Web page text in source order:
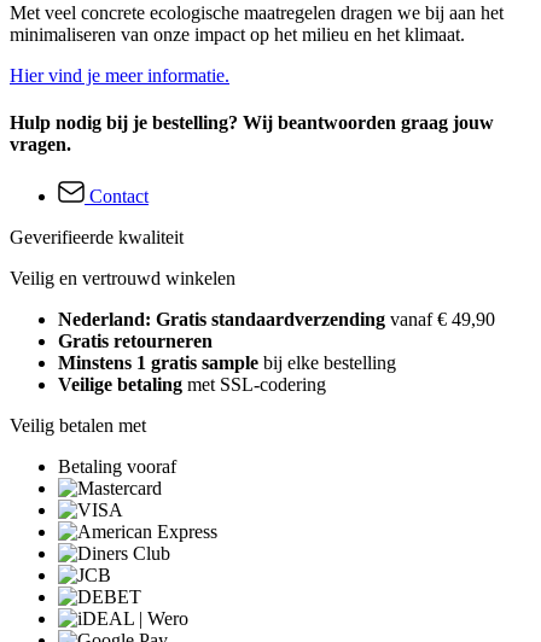
Met veel concrete ecologische maatregelen dragen we bij aan het
minimaliseren van onze impact op het milieu en het klimaat.
Hier vind je meer informatie.
Hulp nodig bij je bestelling? Wij beantwoorden graag jouw
vragen.
Contact
Geverifieerde kwaliteit
Veilig en vertrouwd winkelen
Nederland: Gratis standaardverzending vanaf € 49,90
Gratis retourneren
Minstens 1 gratis sample bij elke bestelling
Veilige betaling met SSL-codering
Veilig betalen met
Betaling vooraf